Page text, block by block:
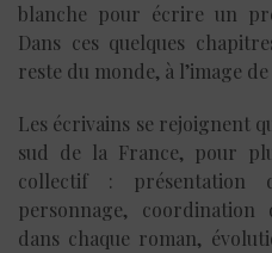
blanche pour écrire un
Dans ces quelques
reste du monde, à l’image
Les écrivains se rejoignent
sud de la France, pour
collectif : présentation
personnage,
dans chaque roman,